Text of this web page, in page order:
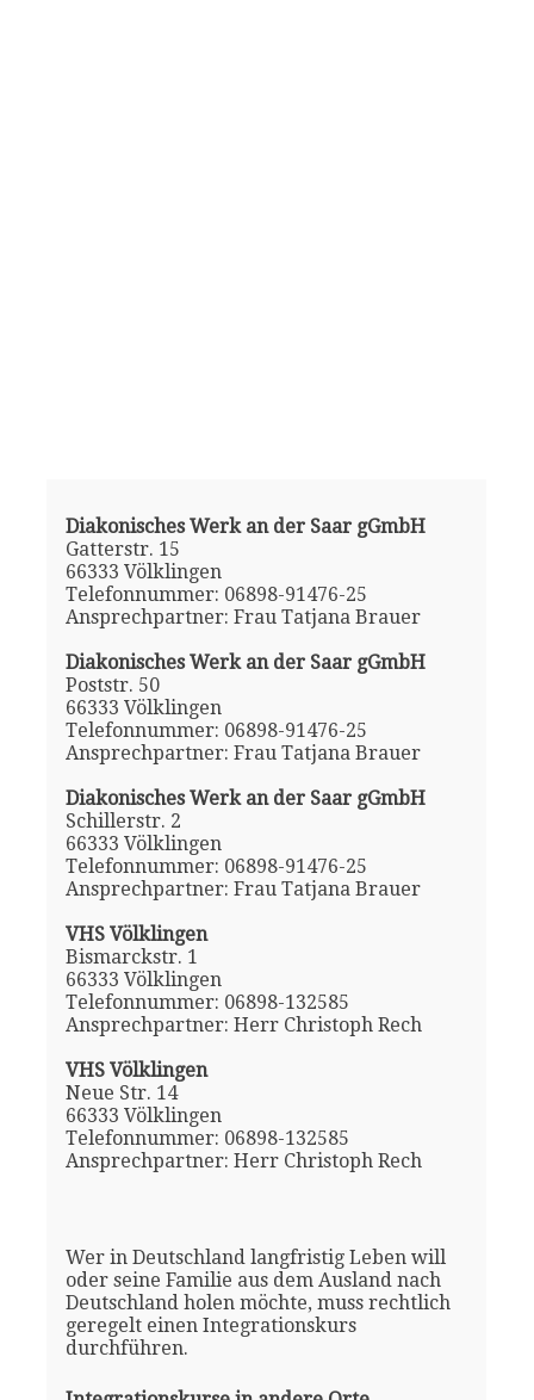
Diakonisches Werk an der Saar gGmbH
Gatterstr. 15
66333 Völklingen
Telefonnummer: 06898-91476-25
Ansprechpartner: Frau Tatjana Brauer
Diakonisches Werk an der Saar gGmbH
Poststr. 50
66333 Völklingen
Telefonnummer: 06898-91476-25
Ansprechpartner: Frau Tatjana Brauer
Diakonisches Werk an der Saar gGmbH
Schillerstr. 2
66333 Völklingen
Telefonnummer: 06898-91476-25
Ansprechpartner: Frau Tatjana Brauer
VHS Völklingen
Bismarckstr. 1
66333 Völklingen
Telefonnummer: 06898-132585
Ansprechpartner: Herr Christoph Rech
VHS Völklingen
Neue Str. 14
66333 Völklingen
Telefonnummer: 06898-132585
Ansprechpartner: Herr Christoph Rech
Wer in Deutschland langfristig Leben will
oder seine Familie aus dem Ausland nach
Deutschland holen möchte, muss rechtlich
geregelt einen Integrationskurs
durchführen.